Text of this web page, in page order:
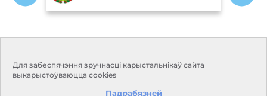
Для забеспячэння зручнасці карыстальнікаў сайта
выкарыстоўваюцца cookies
Падрабязней
Адрас:220114, г. Мінск, пр.
Незалежнасці, 110
Панядзелак-пятніца:
Выхадныя дні: субота, нядзеля